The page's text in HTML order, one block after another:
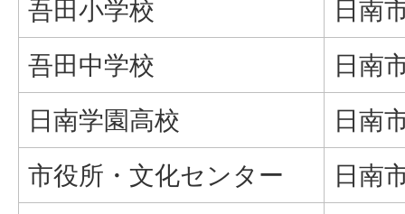
吾田小学校
日南
吾田中学校
日南
日南学園高校
日南
市役所・文化センター
日南